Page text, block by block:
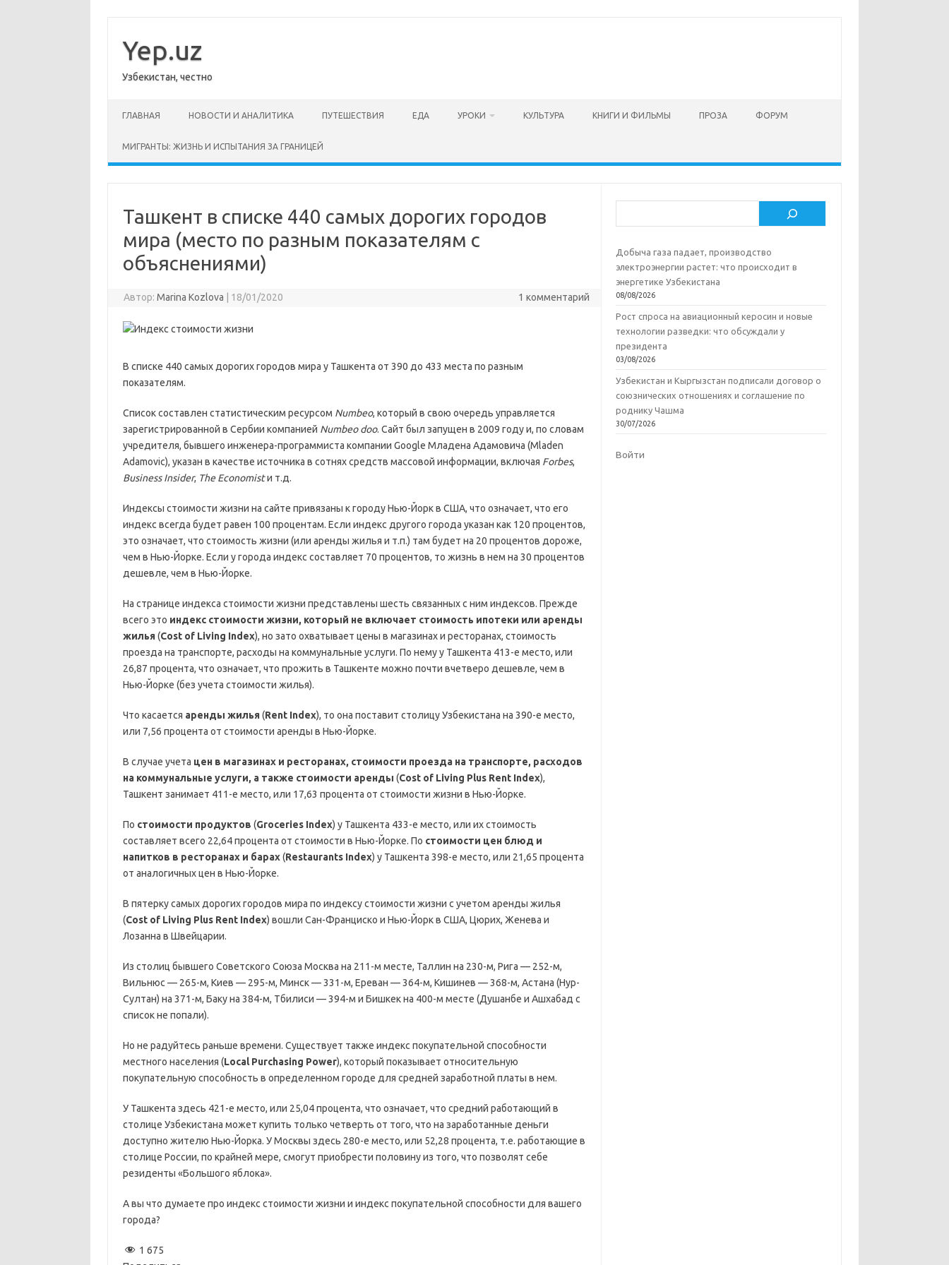
содержимому
Yep.uz
Узбекистан, честно
ГЛАВНАЯ НОВОСТИ И АНАЛИТИКА ПУТЕШЕСТВИЯ ЕДА УРОКИ КУЛЬТУРА КНИГИ И ФИЛЬМЫ ПРОЗА ФОРУМ
МИГРАНТЫ: ЖИЗНЬ И ИСПЫТАНИЯ ЗА ГРАНИЦЕЙ
Ташкент в списке 440 самых дорогих городов
мира (место по разным показателям с
объяснениями)
Автор: Marina Kozlova 18/01/2020 1 комментарий
В списке 440 самых дорогих городов мира у Ташкента от 390 до 433 места по разным
показателям.
Список составлен статистическим ресурсом Numbeo, который в свою очередь управляется
зарегистрированной в Сербии компанией Numbeo doo. Сайт был запущен в 2009 году и, по словам
учредителя, бывшего инженера-программиста компании Google Младена Адамовича (Mladen
Adamovic), указан в качестве источника в сотнях средств массовой информации, включая Forbes,
Business Insider, The Economistи т.д.
Индексы стоимости жизни на сайте привязаны к городу Нью-Йорк в США, что означает, что его
индекс всегда будет равен 100 процентам. Если индекс другого города указан как 120 процентов,
это означает, что стоимость жизни (или аренды жилья и т.п.) там будет на 20 процентов дороже,
чем в Нью-Йорке. Если у города индекс составляет 70 процентов, то жизнь в нем на 30 процентов
дешевле, чем в Нью-Йорке.
На странице индекса стоимости жизни представлены шесть связанных с ним индексов. Прежде
всего это индекс стоимости жизни, который не включает стоимость ипотеки или аренды
жилья(Cost of Living Index), но зато охватывает цены в магазинах и ресторанах, стоимость
проезда на транспорте, расходы на коммунальные услуги. По нему у Ташкента 413-е место, или
26,87 процента, что означает, что прожить в Ташкенте можно почти вчетверо дешевле, чем в
Нью-Йорке (без учета стоимости жилья).
Что касается аренды жилья(Rent Index), то она поставит столицу Узбекистана на 390-е место,
или 7,56 процента от стоимости аренды в Нью-Йорке.
В случае учета цен в магазинах и ресторанах, стоимости проезда на транспорте, расходов
на коммунальные услуги, а также стоимости аренды (Cost of Living Plus Rent Index),
Ташкент занимает 411-е место, или 17,63 процента от стоимости жизни в Нью-Йорке.
По стоимости продуктов (Groceries Index) у Ташкента 433-е место, или их стоимость
составляет всего 22,64 процента от стоимости в Нью-Йорке. По стоимости цен блюд и
напитков в ресторанах и барах(Restaurants Index) у Ташкента 398-е место, или 21,65 процента
от аналогичных цен в Нью-Йорке.
В пятерку самых дорогих городов мира по индексу стоимости жизни с учетом аренды жилья
(Cost of Living Plus Rent Index) вошли Сан-Франциско и Нью-Йорк в США, Цюрих, Женева и
Лозанна в Швейцарии.
Из столиц бывшего Советского Союза Москва на 211-м месте, Таллин на 230-м, Рига — 252-м,
Вильнюс — 265-м, Киев — 295-м, Минск — 331-м, Ереван — 364-м, Кишинев — 368-м, Астана (Нур-
Султан) на 371-м, Баку на 384-м, Тбилиси — 394-м и Бишкек на 400-м месте (Душанбе и Ашхабад с
список не попали).
Но не радуйтесь раньше времени. Существует также индекс покупательной способности
местного населения (Local Purchasing Power), который показывает относительную
покупательную способность в определенном городе для средней заработной платы в нем.
У Ташкента здесь 421-е место, или 25,04 процента, что означает, что средний работающий в
столице Узбекистана может купить только четверть от того, что на заработанные деньги
доступно жителю Нью-Йорка. У Москвы здесь 280-е место, или 52,28 процента, т.е. работающие в
столице России, по крайней мере, смогут приобрести половину из того, что позволят себе
резиденты «Большого яблока».
А вы что думаете про индекс стоимости жизни и индекс покупательной способности для вашего
города?
1 675
Добыча газа падает, производство
электроэнергии растет: что происходит в
энергетике Узбекистана
08/08/2026
Рост спроса на авиационный керосин и новые
технологии разведки: что обсуждали у
президента
03/08/2026
Узбекистан и Кыргызстан подписали договор о
союзнических отношениях и соглашение по
роднику Чашма
30/07/2026
Войти